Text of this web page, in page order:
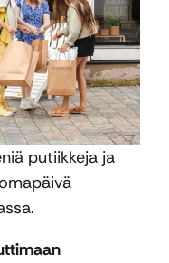
putiikkeja ja